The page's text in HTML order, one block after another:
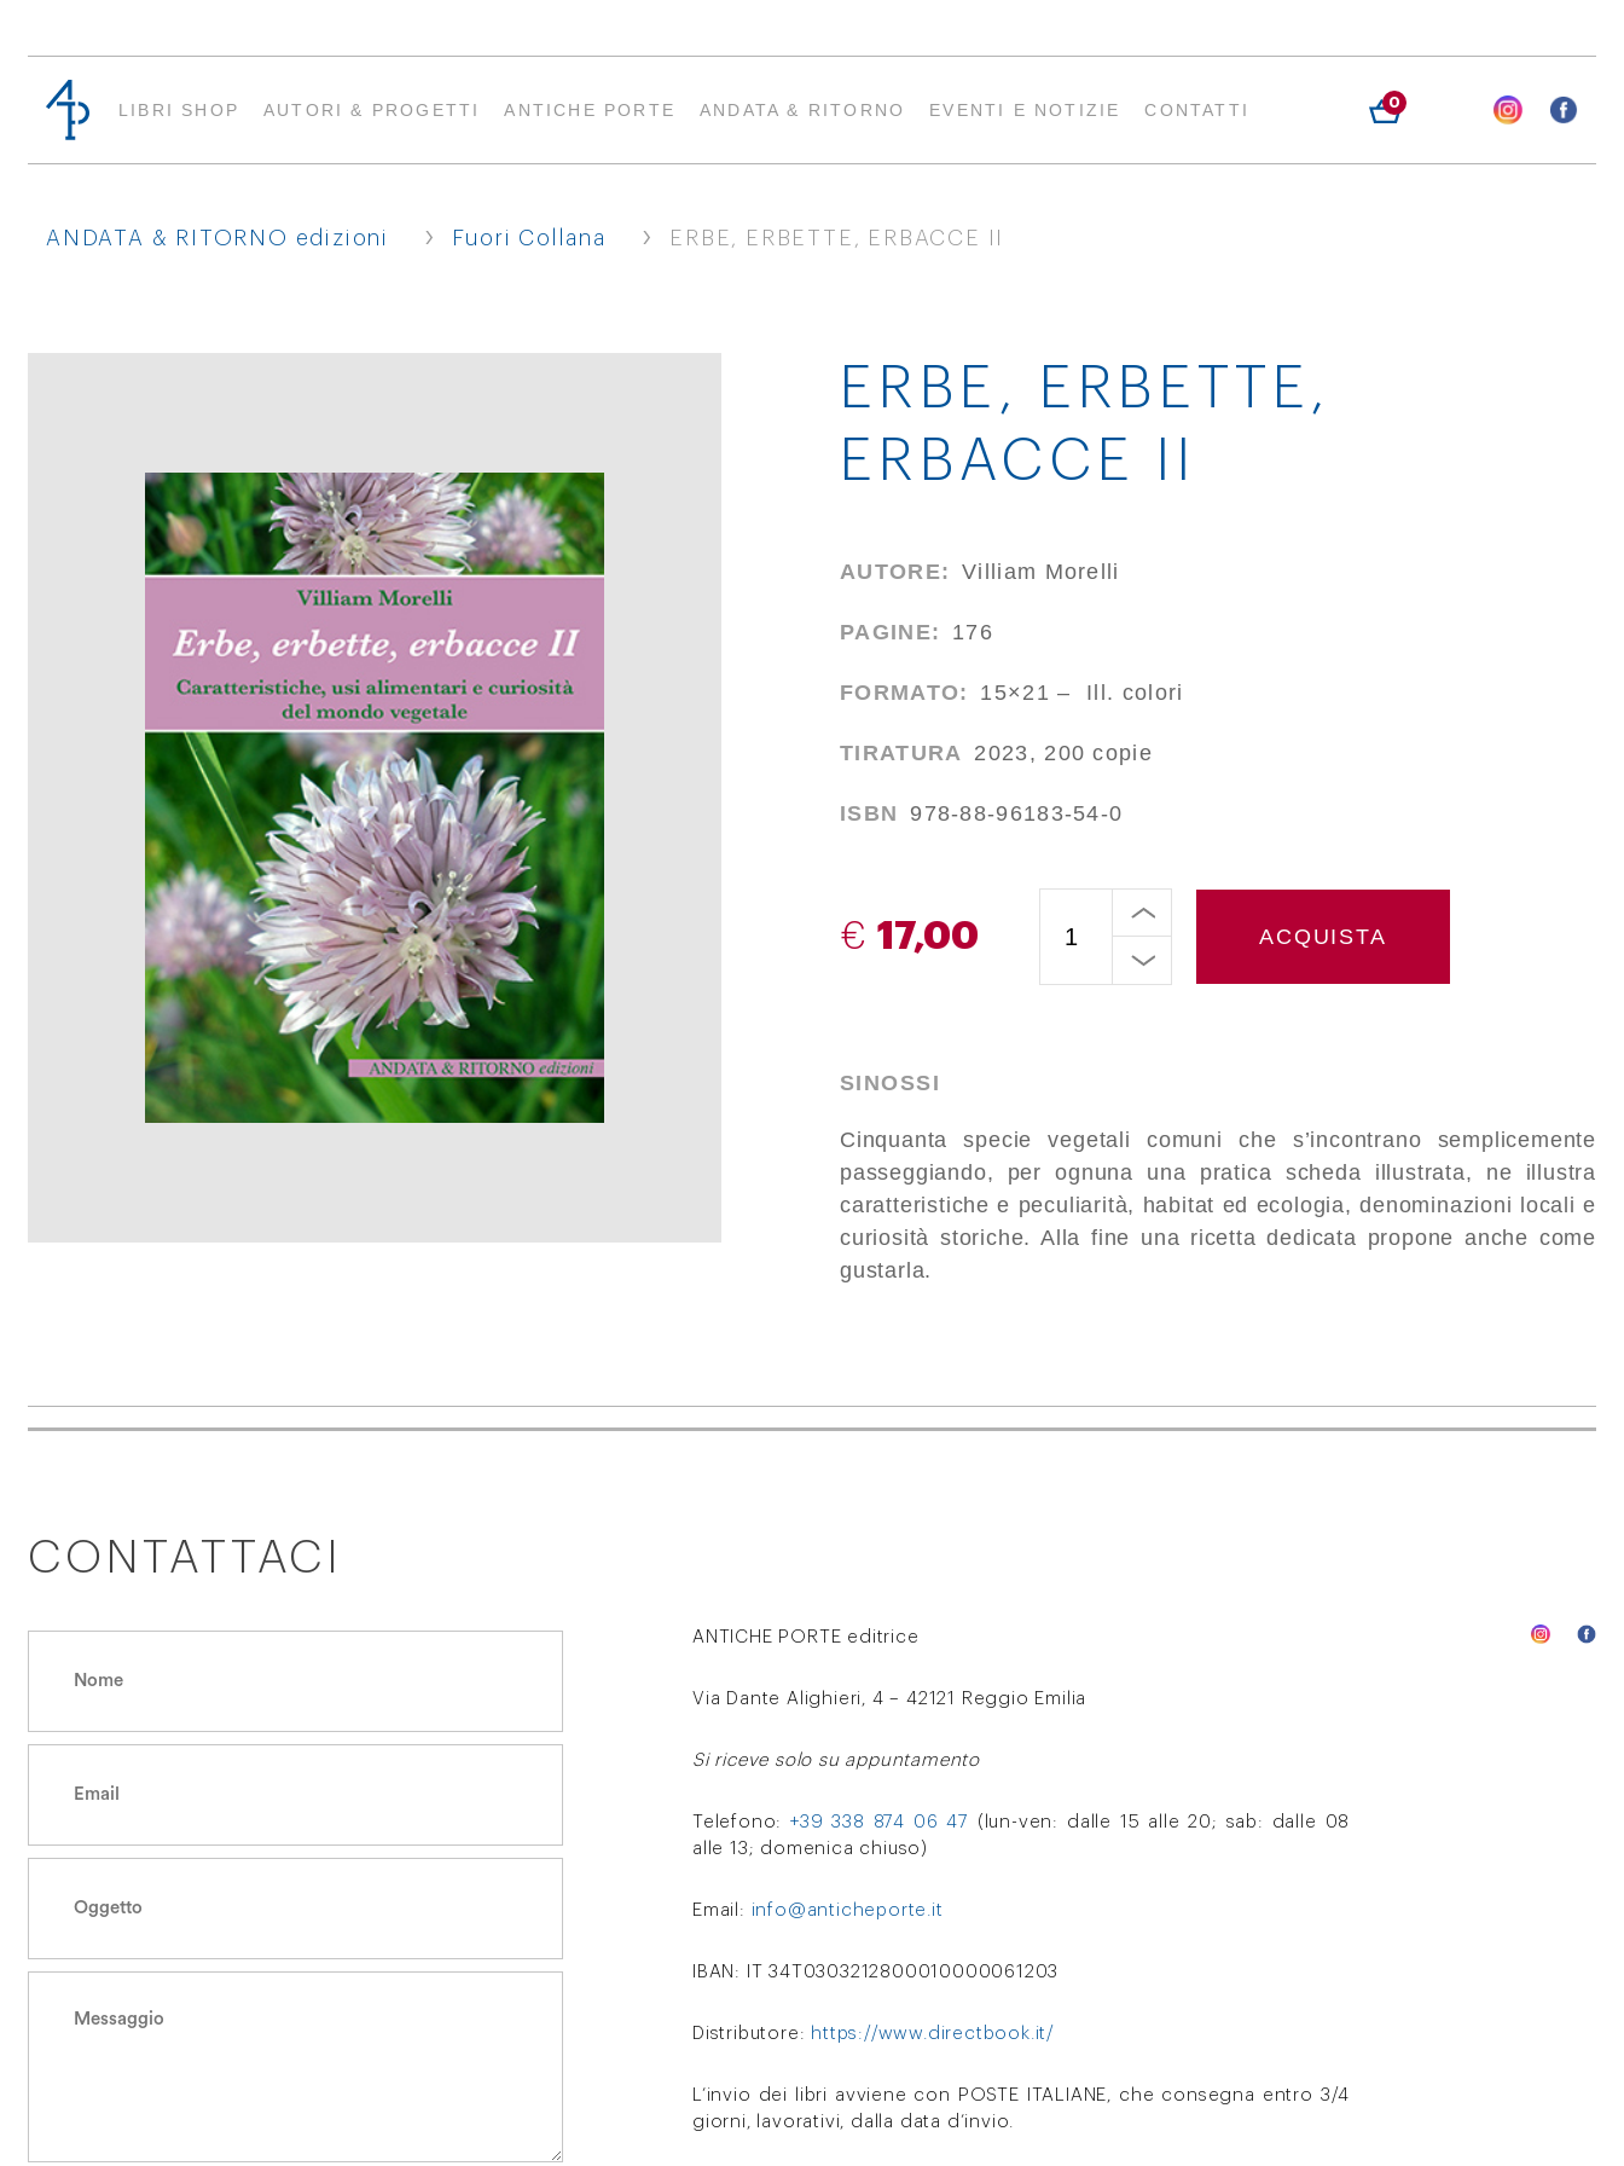
LIBRI SHOP AUTORI & PROGETTI ANTICHE PORTE ANDATA & RITORNO EVENTI E NOTIZIE CONTATTI 0
ANDATA & RITORNO edizioni › Fuori Collana › ERBE, ERBETTE, ERBACCE II
ERBE, ERBETTE,
ERBACCE II
AUTORE: Villiam Morelli
PAGINE: 176
FORMATO: 15×21 – Ill. colori
TIRATURA 2023, 200 copie
ISBN 978-88-96183-54-0
€ 17,00 ACQUISTA
SINOSSI
Cinquanta specie vegetali comuni che s’incontrano semplicemente
passeggiando, per ognuna una pratica scheda illustrata, ne illustra
caratteristiche e peculiarità, habitat ed ecologia, denominazioni locali e
curiosità storiche. Alla fine una ricetta dedicata propone anche come
gustarla.
CONTATTACI
ANTICHE PORTE editrice
Via Dante Alighieri, 4 – 42121 Reggio Emilia
Si riceve solo su appuntamento
Telefono:+39 338 874 06 47
(lun-ven: dalle 15 alle 20; sab: dalle 08
alle 13; domenica chiuso)
Email: info@anticheporte.it
IBAN: IT 34T0303212800010000061203
Distributore: https://www.directbook.it/
L’invio dei libri avviene con POSTE ITALIANE, che consegna entro 3/4
giorni, lavorativi, dalla data d’invio.